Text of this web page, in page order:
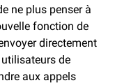
ne plus penser à
fonction de
directement
utilisateurs de
aux appels